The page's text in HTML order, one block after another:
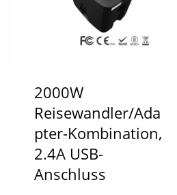
2000W
Reisewandler/Ada
Pter-Kombination,
2.4A USB-
Anschluss